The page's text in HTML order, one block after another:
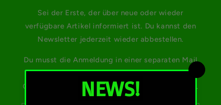
Sei der Erste, der über neue oder wieder
verfügbare Artikel informiert ist. Du kannst den
Newsletter jederzeit wieder abbestellen.
Du musst die Anmeldung in einer separaten Mail
bestätigen, schaue bitte auch in deinem Spam-
Ordner nach, falls du keine Mail bekommen hast.